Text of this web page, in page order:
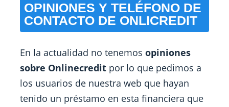
OPINIONES Y TELÉFONO DE
CONTACTO DE ONLICREDIT
En la actualidad no tenemosopiniones
sobre Onlinecredit por lo que pedimos a
los usuarios de nuestra web que hayan
tenido un préstamo en esta financiera que